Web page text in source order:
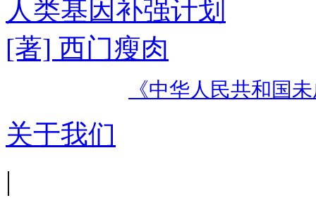
人类基因补强计划
[著] 西门瘦肉
《中华人民共和国
关于我们
|